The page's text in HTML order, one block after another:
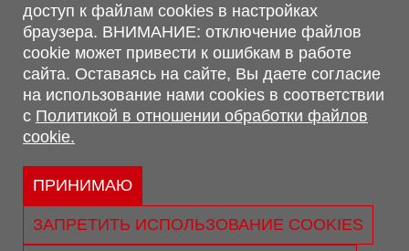
г. Брест, ул. Лейтенанта Рябцева, 108 В, 224701
Обращаем Ваше внимание, что вся предоставленная на сайте
информация, касающаяся комплектаций, технических
характеристик, цветовых сочетаний, а также стоимости и
сервисного обслуживания носит информационный характер и
не является публичной офертой, определяемой п.2 ст.407
Гражданского кодекса Республики Беларусь.
Политика обработки персональных данных
Политикой в отношении обработки файлов cookie.
доступ к файлам cookies в настройках
браузера. ВНИМАНИЕ: отключение файлов
cookie может привести к ошибкам в работе
сайта. Оставаясь на сайте, Вы даете согласие
на использование нами cookies в соответствии
с Политикой в отношении обработки файлов
cookie.
ПРИНИМАЮ
ЗАПРЕТИТЬ ИСПОЛЬЗОВАНИЕ COOKIES